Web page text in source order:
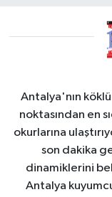
Antalya'nın
noktasından en
okurlarına
son dakika
dinamiklerini
Antalya